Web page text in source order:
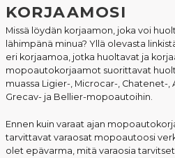
KORJAAMOSI
Missä löydän korjaamon, joka voi
lähimpänä minua? Yllä olevasta
eri korjaamoa, jotka huoltavat ja
mopoautokorjaamot suorittavat
muassa Ligier-, Microcar-, Chatenet-,
Grecav- ja Bellier-mopoautoihin.
Ennen kuin varaat ajan
tarvittavat varaosat mopoautoosi
olet epävarma, mitä varaosia